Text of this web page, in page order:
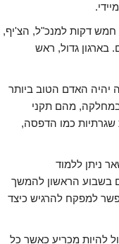
חמש דקות למנכ"ל, הצ'יף,
בארגון גדול, ראש
יהיה האדם הטוב ביותר
מהם תקני
שגרתיות כמו הדפסה,
ניתן ללמוד
בשבוע הראשון להמשך
למפקח להרגיש כיצד
להיות מכריע כאשר כל